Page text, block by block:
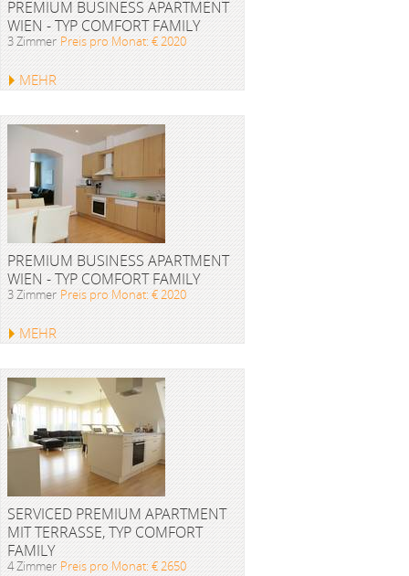
PREMIUM BUSINESS APARTMENT
WIEN - TYP COMFORT FAMILY
3 Zimmer Preis pro Monat: € 2020
MEHR
PREMIUM BUSINESS APARTMENT
WIEN - TYP COMFORT FAMILY
3 Zimmer Preis pro Monat: € 2020
MEHR
SERVICED PREMIUM APARTMENT
MIT TERRASSE, TYP COMFORT
FAMILY
4 Zimmer Preis pro Monat: € 2650